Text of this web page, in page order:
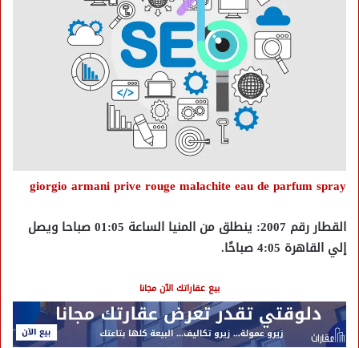
giorgio armani prive rouge malachite eau de parfum spray
القطار رقم 2007: ينطلق من المنيا الساعة 01:05 صباحا ويصل
إلي القاهرة 4:05 صباحًا.
بيع عقاراتك الآن مجانا